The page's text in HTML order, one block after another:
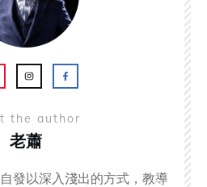
the author
老蕭
發以深入淺出的方式，教導